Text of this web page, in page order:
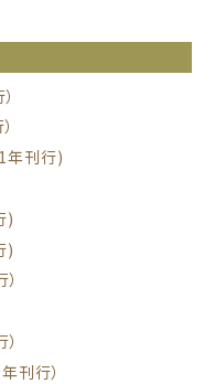
年刊行)
)
)
刊行）